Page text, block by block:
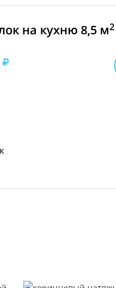
на кухню 8,5 м2